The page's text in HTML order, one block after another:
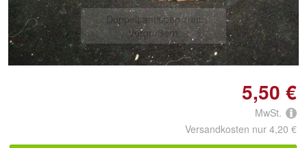
Doppelt antippen zum
vergrößern
5,50 €
MwSt.
Versandkosten nur 4,20 €